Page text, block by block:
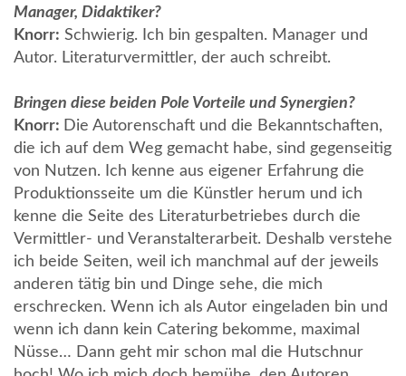
Manager, Didaktiker?
Knorr: Schwierig. Ich bin gespalten. Manager und
Autor. Literaturvermittler, der auch schreibt.
Bringen diese beiden Pole Vorteile und Synergien?
Knorr: Die Autorenschaft und die Bekanntschaften,
die ich auf dem Weg gemacht habe, sind gegenseitig
von Nutzen. Ich kenne aus eigener Erfahrung die
Produktionsseite um die Künstler herum und ich
kenne die Seite des Literaturbetriebes durch die
Vermittler- und Veranstalterarbeit. Deshalb verstehe
ich beide Seiten, weil ich manchmal auf der jeweils
anderen tätig bin und Dinge sehe, die mich
erschrecken. Wenn ich als Autor eingeladen bin und
wenn ich dann kein Catering bekomme, maximal
Nüsse… Dann geht mir schon mal die Hutschnur